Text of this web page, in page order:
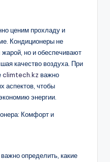
ценим прохладу и
Кондиционеры не
но и обеспечивают
качество воздуха. При
climtech.kz важно
аспектов, чтобы
энергии.
определить, какие